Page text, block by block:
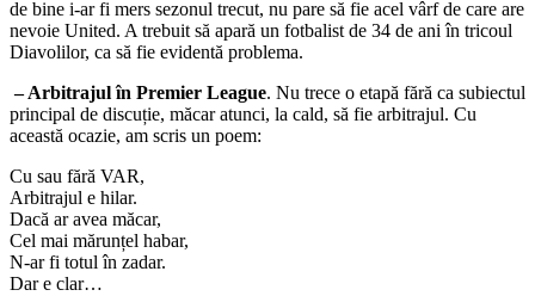
de bine i-ar fi mers sezonul trecut, nu pare să fie acel vârf de care are
nevoie United. A trebuit să apară un fotbalist de 34 de ani în tricoul
Diavolilor, ca să fie evidentă problema.
– Arbitrajul în Premier League. Nu trece o etapă fără ca subiectul
principal de discuție, măcar atunci, la cald, să fie arbitrajul. Cu
această ocazie, am scris un poem:
Cu sau fără VAR,
Arbitrajul e hilar.
Dacă ar avea măcar,
Cel mai mărunțel habar,
N-ar fi totul în zadar.
Dar e clar…